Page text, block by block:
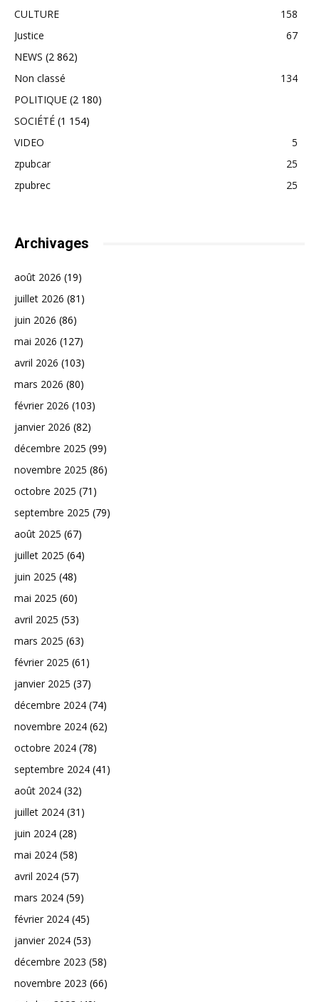
CULTURE
158
Justice
67
NEWS (2 862)
Non classé
134
POLITIQUE (2 180)
SOCIÉTÉ (1 154)
VIDEO
5
zpubcar
25
zpubrec
25
Archivages
août 2026 (19)
juillet 2026 (81)
juin 2026 (86)
mai 2026 (127)
avril 2026 (103)
mars 2026 (80)
février 2026 (103)
janvier 2026 (82)
décembre 2025 (99)
novembre 2025 (86)
octobre 2025 (71)
septembre 2025 (79)
août 2025 (67)
juillet 2025 (64)
juin 2025 (48)
mai 2025 (60)
avril 2025 (53)
mars 2025 (63)
février 2025 (61)
janvier 2025 (37)
décembre 2024 (74)
novembre 2024 (62)
octobre 2024 (78)
septembre 2024 (41)
août 2024 (32)
juillet 2024 (31)
juin 2024 (28)
mai 2024 (58)
avril 2024 (57)
mars 2024 (59)
février 2024 (45)
janvier 2024 (53)
décembre 2023 (58)
novembre 2023 (66)